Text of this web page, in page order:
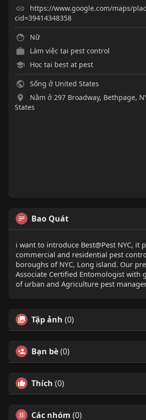
https://www.google.com/maps/
cid=39414348358
Nữ
Làm việc tại pest control
Học tại best at pest
Sống ở United States
Nằm ở 297 Broadway, Bethpage,
States
Bao Quát
i want to introduce Best@Pest NYC, it
commercial and residential pest
boroughs of NYC, Long island. Our
Associate Certified Entomologist with
of urban and Agriculture pest
Tập ảnh (0)
Bạn bè(0)
Thích (0)
Các nhóm (0)